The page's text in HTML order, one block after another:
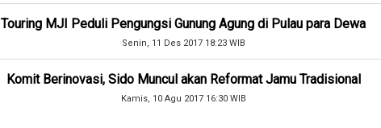
Touring MJI Peduli Pengungsi Gunung Agung di Pulau para Dewa
Senin, 11 Des 2017 18:23 WIB
Komit Berinovasi, Sido Muncul akan Reformat Jamu Tradisional
Kamis, 10 Agu 2017 16:30 WIB